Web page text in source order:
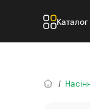
Каталог